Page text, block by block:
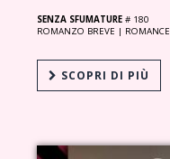
SENZA SFUMATURE # 180
ROMANZO BREVE | ROMANCE
SCOPRI DI PIÙ